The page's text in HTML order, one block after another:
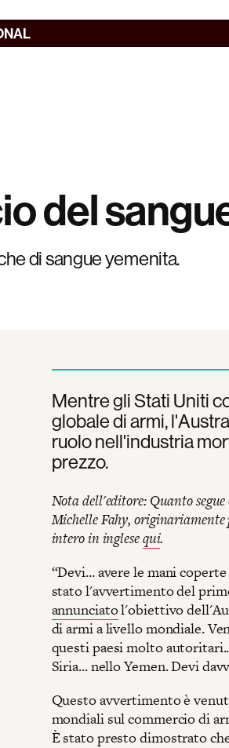
del
di sangue yemenita.
Mentre gli Stati Uniti
globale di armi,
ruolo nell'industria
prezzo.
Nota dell'editore: Quanto
Michelle Fahy, originariamente
intero in inglesequi.
“Devi... avere le mani
stato l'avvertimento del
annunciatol'obiettivo
di armi a livello mondiale.
questi paesi molto
Siria... nello Yemen. Devi
Questo avvertimento è
mondiali sul commercio di
È stato presto dimostrato